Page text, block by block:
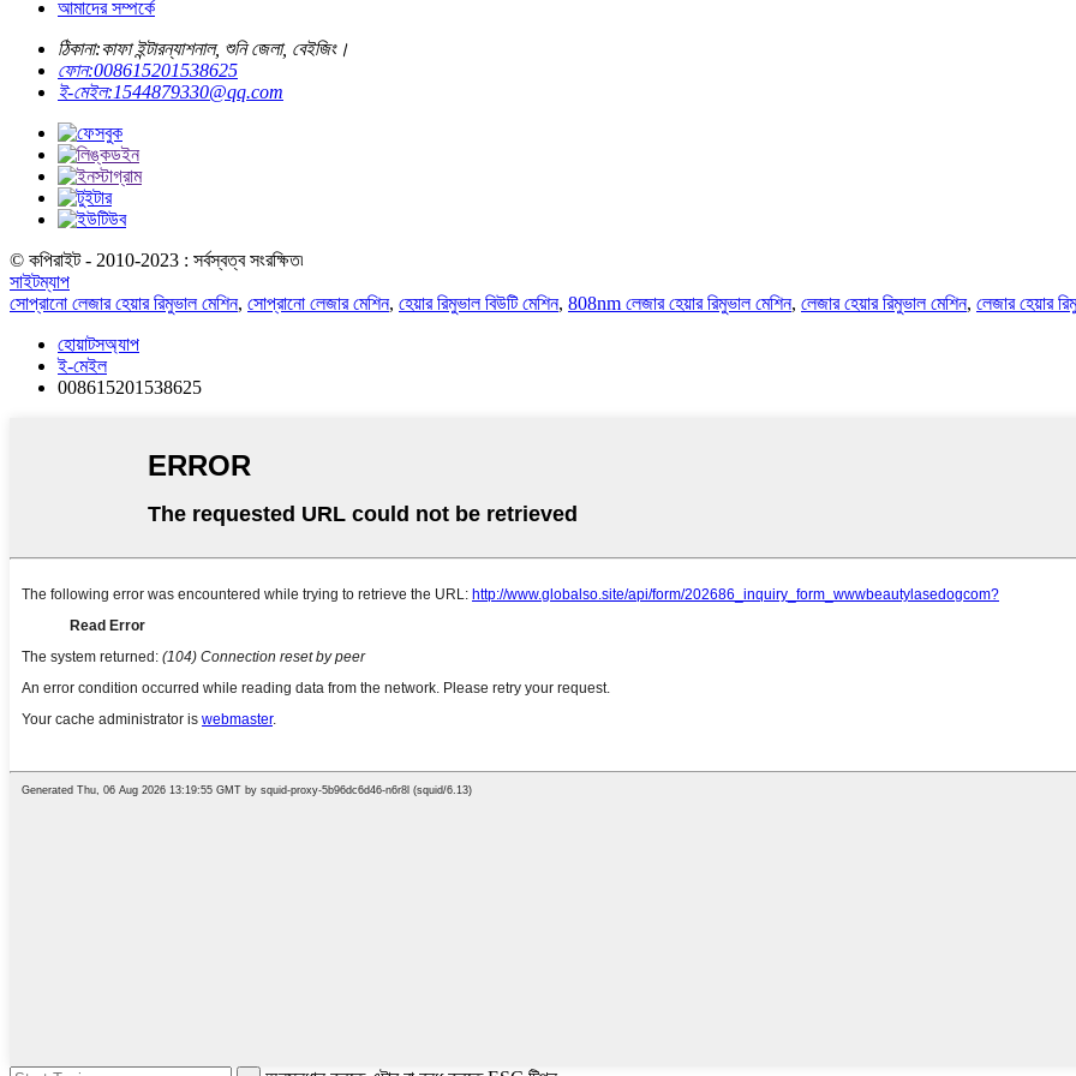
আমাদের সম্পর্কে
ঠিকানা:কাফা ইন্টারন্যাশনাল, শুনি জেলা, বেইজিং।
ফোন:008615201538625
ই-মেইল:1544879330@qq.com
© কপিরাইট - 2010-2023 : সর্বস্বত্ব সংরক্ষিত৷
সাইটম্যাপ
সোপ্রানো লেজার হেয়ার রিমুভাল মেশিন, সোপ্রানো লেজার মেশিন, হেয়ার রিমুভাল বিউটি মেশিন, 808nm লেজার হেয়ার রিমুভাল মেশিন, লেজার হেয়ার রিমুভাল মেশিন, লেজার হেয়ার
হোয়াটসঅ্যাপ
ই-মেইল
008615201538625